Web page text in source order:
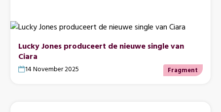
Lucky Jones produceert de nieuwe single van
Ciara
14 November 2025 Fragment